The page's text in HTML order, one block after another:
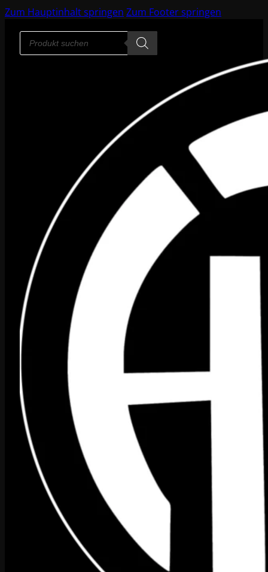
Zum Hauptinhalt springen Zum Footer springen
Products
search